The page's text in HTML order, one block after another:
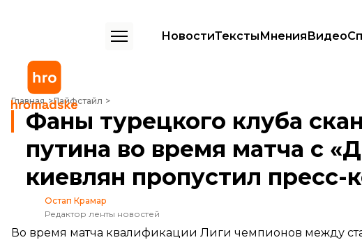
НовостиТекстыМненияВидео
Главная Лайфстайл
Фаны турецкого клуба скандировали имя путина во время матча с «Динамо».
Фаны турецкого клуба
путина во время матча с
киевлян пропустил
Остап Крамар
Редактор ленты новостей
Во время матча квалификации Лиги чемпионов между